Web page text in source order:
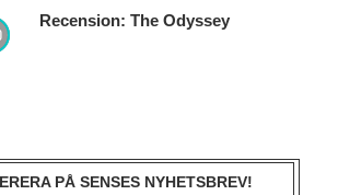
Recension: The Odyssey
PÅ SENSES NYHETSBREV!